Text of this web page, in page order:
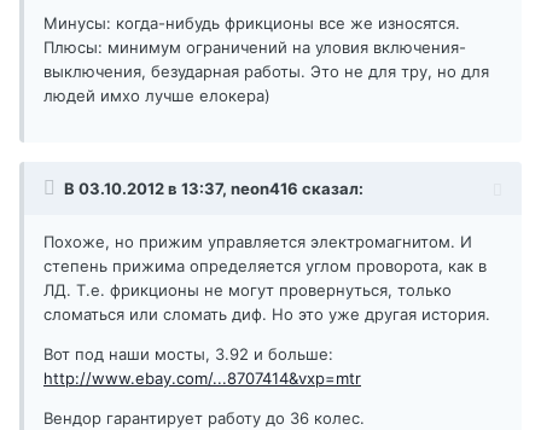
Минусы: когда-нибудь фрикционы все же износятся.
Плюсы: минимум ограничений на уловия включения-
выключения, безударная работы. Это не для тру, но для
людей имхо лучше елокера)
В 03.10.2012 в 13:37, neon416 сказал:
Похоже, но прижим управляется электромагнитом. И
степень прижима определяется углом проворота, как в
ЛД. Т.е. фрикционы не могут провернуться, только
сломаться или сломать диф. Но это уже другая история.
Вот под наши мосты, 3.92 и больше:
http://www.ebay.com/...8707414&vxp=mtr
Вендор гарантирует работу до 36 колес.